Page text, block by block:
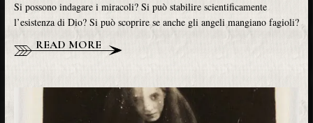
Si possono indagare i miracoli? Si può stabilire scientificamente
l’esistenza di Dio? Si può scoprire se anche gli angeli mangiano fagioli?
READ MORE